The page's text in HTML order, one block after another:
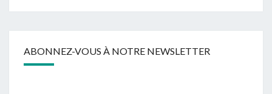
ABONNEZ-VOUS À NOTRE NEWSLETTER